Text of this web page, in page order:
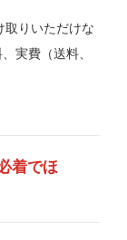
取りいただけな
実費（送料、
着でほ